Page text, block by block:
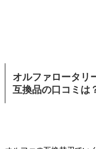
オルファロータリ
互換品の口コミは